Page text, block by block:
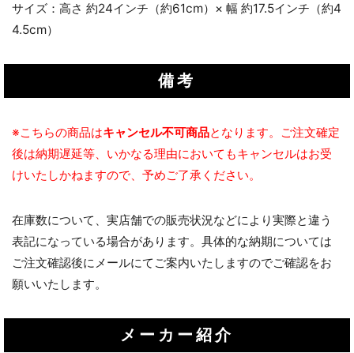
サイズ：高さ 約24インチ（約61cm）× 幅 約17.5インチ（約4
4.5cm）
備考
※こちらの商品はキャンセル不可商品となります。ご注文確定
後は納期遅延等、いかなる理由においてもキャンセルはお受
けいたしかねますので、予めご了承ください。
在庫数について、実店舗での販売状況などにより実際と違う
表記になっている場合があります。具体的な納期については
ご注文確認後にメールにてご案内いたしますのでご確認をお
願いいたします。
メーカー紹介